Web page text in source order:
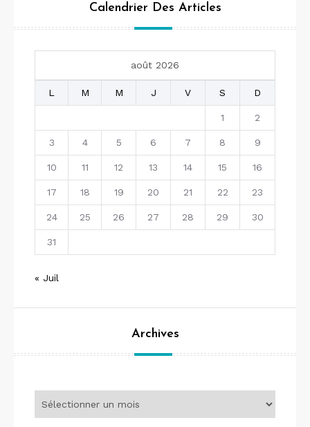
Calendrier Des Articles
août 2026
L M M J V S D
1 2
3 4 5 6 7 8 9
10 11 12 13 14 15 16
17 18 19 20 21 22 23
24 25 26 27 28 29 30
31
« Juil
Archives